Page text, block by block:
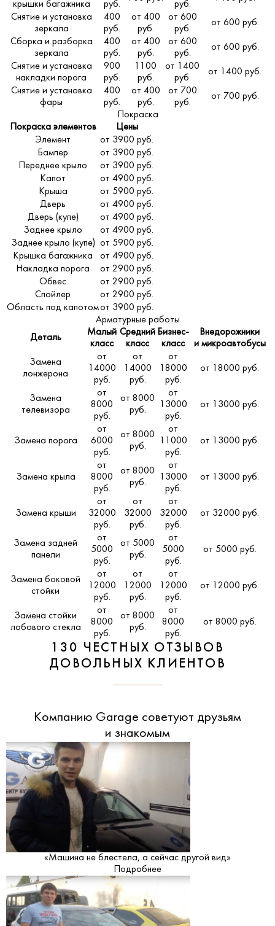
крышки багажника
руб.
руб.
Снятие и установка
зеркала
400
руб.
от 400
руб.
от 600
руб.
от 600 руб.
Сборка и разборка
зеркала
400
руб.
от 400
руб.
от 600
руб.
от 600 руб.
Снятие и установка
накладки порога
900
руб.
1100
руб.
от 1400
руб.
от 1400 руб.
Снятие и установка
фары
400
руб.
от 400
руб.
от 700
руб.
от 700 руб.
Покраска
Покраска элементов
Цены
Элемент
от 3900 руб.
Бампер
от 3900 руб.
Переднее крыло
от 3900 руб.
Капот
от 4900 руб.
Крыша
от 5900 руб.
Дверь
от 4900 руб.
Дверь (купе)
от 4900 руб.
Заднее крыло
от 4900 руб.
Заднее крыло (купе) от 5900 руб.
Крышка багажника
от 4900 руб.
Накладка порога
от 2900 руб.
Обвес
от 2900 руб.
Спойлер
от 2900 руб.
Область под капотомот 3900 руб.
Арматурные работы
Деталь
Малый
класс
Средний
класс
Бизнес-
класс
Внедорожники
и микроавтобусы
Замена
лонжерона
от
14000
руб.
от
14000
руб.
от
18000
руб.
от 18000 руб.
Замена
телевизора
от
8000
руб.
от 8000
руб.
от
13000
руб.
от 13000 руб.
Замена порога
от
6000
руб.
от 8000
руб.
от
11000
руб.
от 13000 руб.
Замена крыла
от
8000
руб.
от 8000
руб.
от
13000
руб.
от 13000 руб.
Замена крыши
от
32000
руб.
от
32000
руб.
от
32000
руб.
от 32000 руб.
Замена задней
панели
от
5000
руб.
от 5000
руб.
от
5000
руб.
от 5000 руб.
Замена боковой
стойки
от
12000
руб.
от
12000
руб.
от
12000
руб.
от 12000 руб.
Замена стойки
лобового стекла
от
8000
руб.
от 8000
руб.
от
8000
руб.
от 8000 руб.
130 ЧЕСТНЫХ ОТЗЫВОВ
ДОВОЛЬНЫХ КЛИЕНТОВ
Компанию Garage советуют друзьям
и знакомым
«Машина не блестела, а сейчас другой вид»
Подробнее